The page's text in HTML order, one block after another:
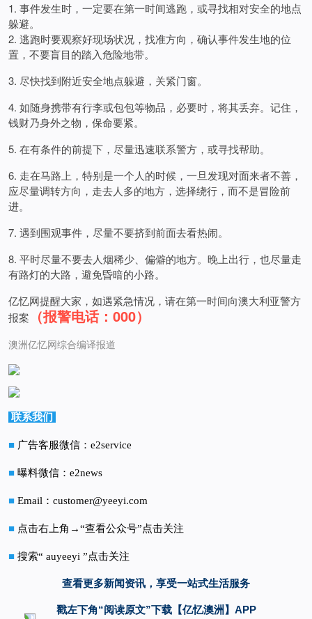
1. 事件发生时，一定要在第一时间逃跑，或寻找相对安全的地点
躲避。
2. 逃跑时要观察好现场状况，找准方向，确认事件发生地的位
置，不要盲目的踏入危险地带。
3. 尽快找到附近安全地点躲避，关紧门窗。
4. 如随身携带有行李或包包等物品，必要时，将其丢弃。记住，
钱财乃身外之物，保命要紧。
5. 在有条件的前提下，尽量迅速联系警方，或寻找帮助。
6. 走在马路上，特别是一个人的时候，一旦发现对面来者不善，
应尽量调转方向，走去人多的地方，选择绕行，而不是冒险前
进。
7. 遇到围观事件，尽量不要挤到前面去看热闹。
8. 平时尽量不要去人烟稀少、偏僻的地方。晚上出行，也尽量走
有路灯的大路，避免昏暗的小路。
亿忆网提醒大家，如遇紧急情况，请在第一时间向澳大利亚警方
报案
（报警电话：000）
澳洲亿忆网综合编译报道
联系我们
■ 广告客服微信：e2service
■ 曝料微信：e2news
■ Email：customer@yeeyi.com
■ 点击右上角→“查看公众号”点击关注
■ 搜索“ auyeeyi ”点击关注
查看更多新闻资讯，享受一站式生活服务
戳左下角“阅读原文”下载【亿忆澳洲】APP